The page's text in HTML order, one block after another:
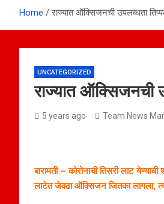
Home राज्यात ऑक्सिजनची उपलब्धता
UNCATEGORIZED
राज्यात ऑक्सिजनची
5 years ago Team News
बारामती – कोरोनाची तिसरी लाट
लाटेत जेवढा ऑक्सिजन जितका लागला,